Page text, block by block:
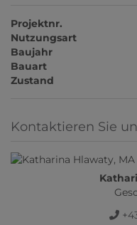
Projektnr.
Nutzungsart
Baujahr
Bauart
Zustand
Kontaktieren Sie